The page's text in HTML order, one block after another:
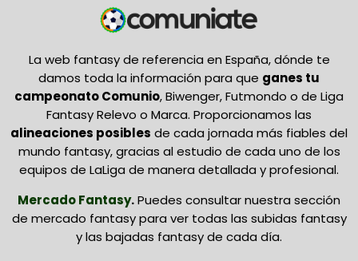
La web fantasy de referencia en España, dónde te
damos toda la información para que ganes tu
campeonato Comunio, Biwenger, Futmondo o de Liga
Fantasy Relevo o Marca. Proporcionamos las
alineaciones posibles de cada jornada más fiables del
mundo fantasy, gracias al estudio de cada uno de los
equipos de LaLiga de manera detallada y profesional.
Mercado Fantasy.Puedes consultar nuestra sección
de mercado fantasy para ver todas las subidas fantasy
y las bajadas fantasy de cada día.